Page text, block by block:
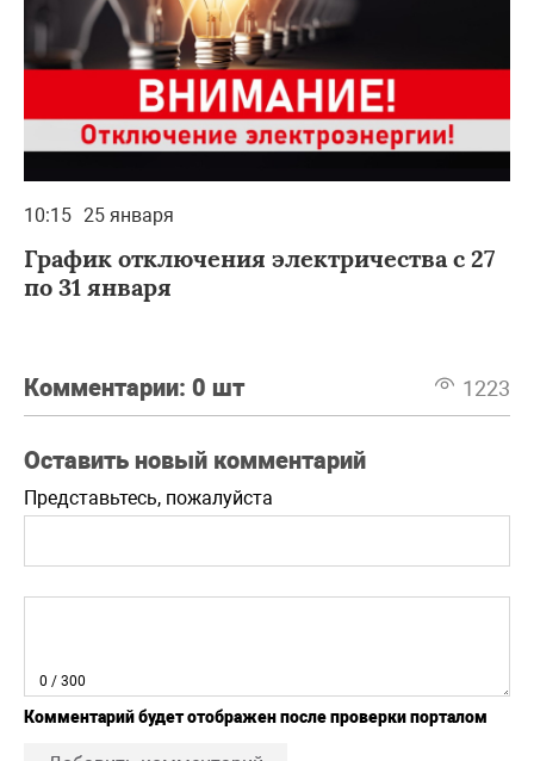
10:15 25 января
График отключения электричества с 27
по 31 января
Комментарии: 0 шт 1223
Оставить новый комментарий
Представьтесь, пожалуйста
0 / 300
Комментарий будет отображен после проверки порталом